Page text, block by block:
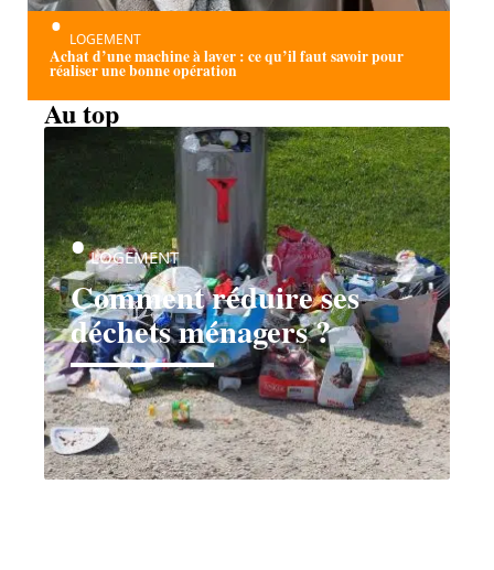
LOGEMENT
Achat d’une machine à laver : ce qu’il faut savoir pour
réaliser une bonne opération
Au top
Comment réduire ses
déchets ménagers ?
LOGEMENT